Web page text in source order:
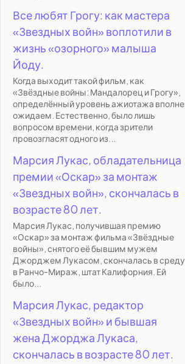
Все любят Грогу: как мастера
«Звездных войн» воплотили в
жизнь «озорного» малыша
Йоду.
Когда выходит такой фильм, как
«Звёздные войны: Мандалорец и Грогу»,
определённый уровень ажиотажа вполне
ожидаем. Естественно, было лишь
вопросом времени, когда зрители
провозгласят одного из...
Марсия Лукас, обладательница
премии «Оскар» за монтаж
«Звездных войн», скончалась в
возрасте 80 лет.
Марсия Лукас, получившая премию
«Оскар» за монтаж фильма «Звёздные
войны», снятого её бывшим мужем
Джорджем Лукасом, скончалась в среду
в Ранчо-Мираж, штат Калифорния. Ей
было...
Марсия Лукас, редактор
«Звездных войн» и бывшая
жена Джорджа Лукаса,
скончалась в возрасте 80 лет.